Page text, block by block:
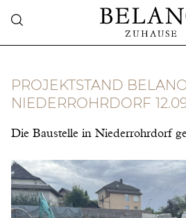
PROJEKTSTAND
NIEDERROHRDORF
Die Baustelle in Niederrohrdorf